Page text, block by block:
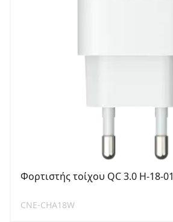
Φορτιστής τοίχου QC 3.0 H-18-01
CNE-CHA18W